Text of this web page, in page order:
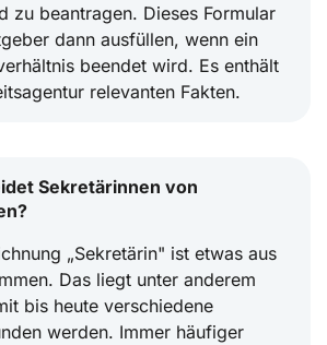
zu beantragen. Dieses Formular
dann ausfüllen, wenn ein
beendet wird. Es enthält
relevanten Fakten.
Sekretärinnen von
„Sekretärin" ist etwas aus
Das liegt unter anderem
bis heute verschiedene
werden. Immer häufiger